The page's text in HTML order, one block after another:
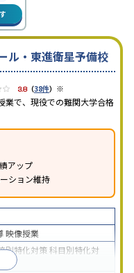
ル・東進衛星予備校
3.8（38件） ※
業で、現役での難関大学合格
アップ
ション維持
映像授業
別特化対策科目別特化対